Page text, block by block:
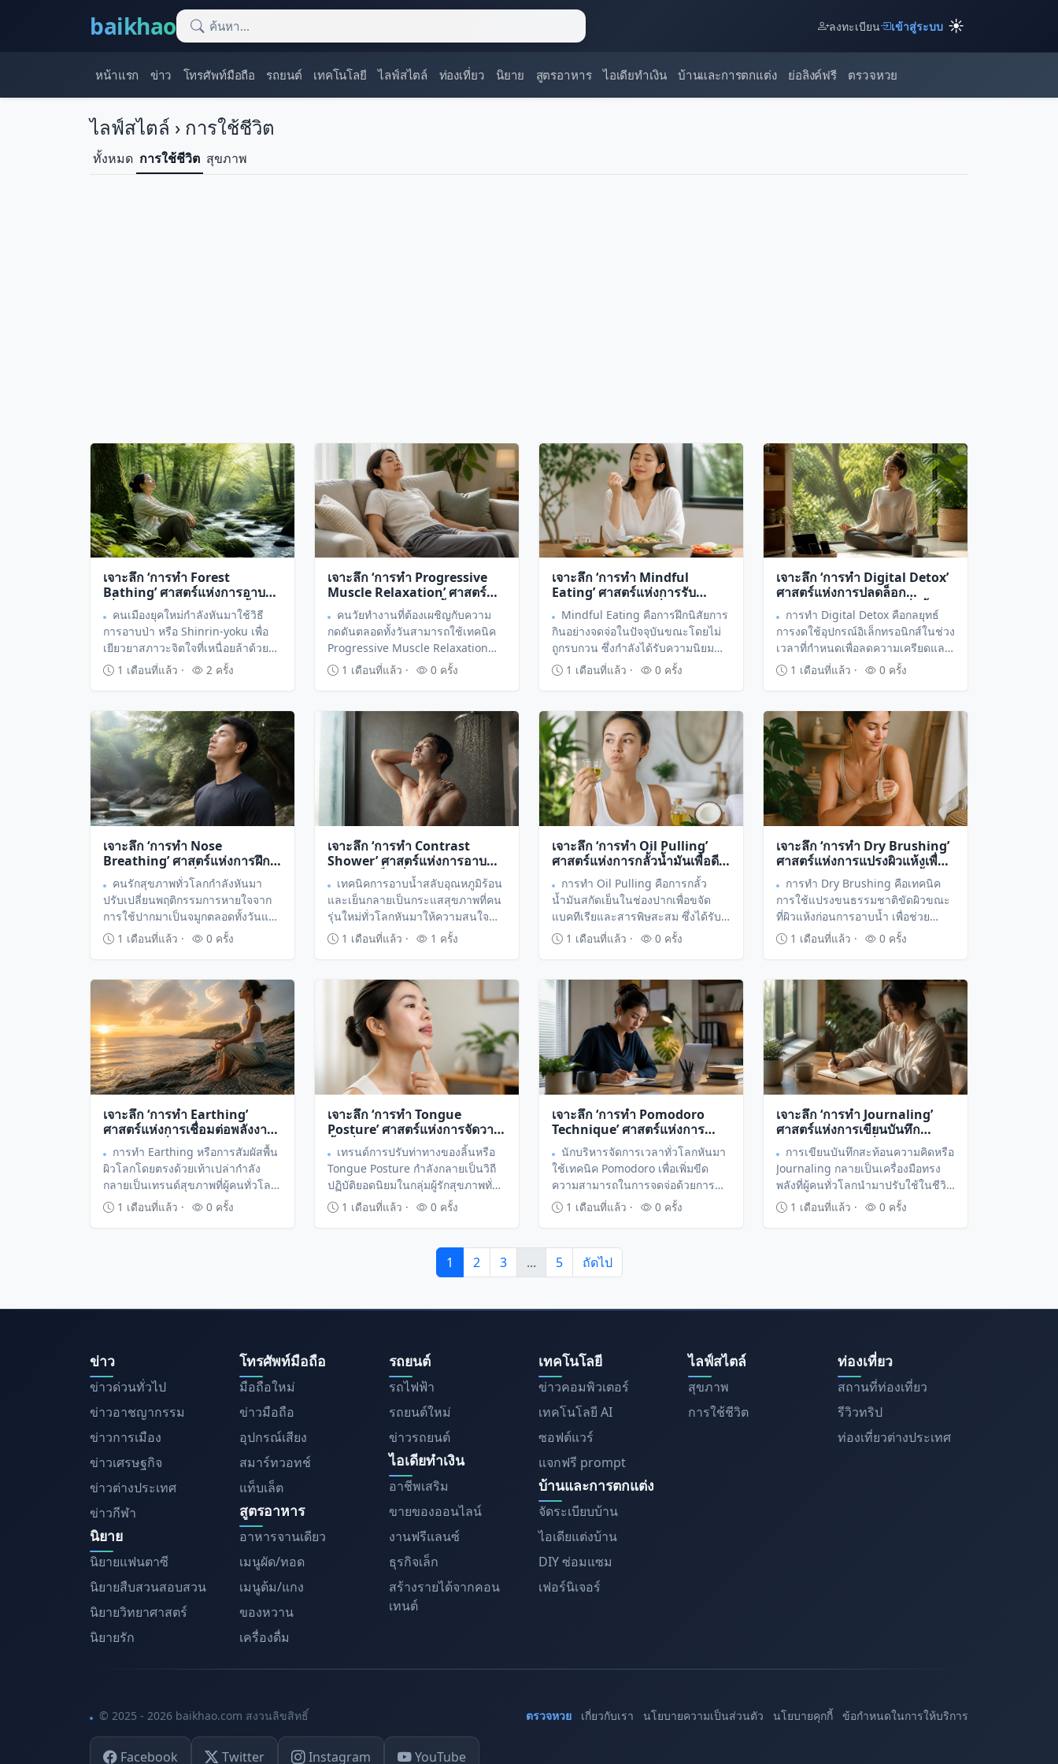
baikhao ลงทะเบียน เข้าสู่ระบบ ☀️
หน้าแรก ข่าว โทรศัพท์มือถือ รถยนต์ เทคโนโลยี ไลฟ์สไตล์ ท่องเที่ยว นิยาย สูตรอาหาร ไอเดียทำเงิน บ้านและการตกแต่ง ย่อลิงค์ฟรี ตรวจหวย
ไลฟ์สไตล์ › การใช้ชีวิต
ทั้งหมด การใช้ชีวิต สุขภาพ
เจาะลึก ‘การทำ Forest
Bathing’ ศาสตร์แห่งการอาบป่า
เพื่อบำบัดความเครียดและฟื้นฟู
สุขภาพจิต
คนเมืองยุคใหม่กำลังหันมาใช้วิธี
การอาบป่า หรือ Shinrin-yoku เพื่อ
เยียวยาสภาวะจิตใจที่เหนื่อยล้าด้วย
การสัมผัสธรรมชาติอย่างลึกซึ้งในผืน
ความเครียดและสร้างสมดุลให้กับ
ระบบประสาทอัตโนมัติอย่างยั่งยืน
1 เดือนที่แล้ว · 2 ครั้ง
เจาะลึก ‘การทำ Progressive
Muscle Relaxation’ ศาสตร์
แห่งการคลายกล้ามเนื้อแบบ
ก้าวหน้าเพื่อสยบความเครียด
สะสม
คนวัยทำงานที่ต้องเผชิญกับความ
กดดันตลอดทั้งวันสามารถใช้เทคนิค
Progressive Muscle Relaxation
หรือการผ่อนคลายกล้ามเนื้อแบบ
โดยใช้วิธีเกร็งและคลายกล้ามเนื้อ
ตามลำดับส่วนของร่างกายเพื่อปลด
ล็อกภาวะเครียดเรื้อรัง
1 เดือนที่แล้ว · 0 ครั้ง
เจาะลึก ‘การทำ Mindful
Eating’ ศาสตร์แห่งการรับ
ประทานอย่างมีสติเพื่อปรับสมดุล
ระบบย่อยและเพิ่มความอิ่มเอมใจ
Mindful Eating คือการฝึกนิสัยการ
กินอย่างจดจ่อในปัจจุบันขณะโดยไม่
ถูกรบกวน ซึ่งกำลังได้รับความนิยม
อย่างสูงในกลุ่มคนรักสุขภาพเพื่อช่วย
1 เดือนที่แล้ว · 0 ครั้ง
เจาะลึก ‘การทำ Digital Detox’
ศาสตร์แห่งการปลดล็อก
พันธนาการจากหน้าจอเพื่อฟื้นฟู
สมรรถภาพทางจิตใจ
การทำ Digital Detox คือกลยุทธ์
การงดใช้อุปกรณ์อิเล็กทรอนิกส์ในช่วง
เวลาที่กำหนดเพื่อลดความเครียดและ
เรียกคืนสมาธิ ซึ่งคนรุ่นใหม่สามารถ
1 เดือนที่แล้ว · 0 ครั้ง
เจาะลึก ‘การทำ Nose
Breathing’ ศาสตร์แห่งการฝึก
หายใจทางจมูกเพื่อยกระดับ
ออกซิเจนและเสริมสมรรถนะ
ร่างกาย
คนรักสุขภาพทั่วโลกกำลังหันมา
ปรับเปลี่ยนพฤติกรรมการหายใจจาก
การใช้ปากมาเป็นจมูกตลอดทั้งวันและ
ขณะนอนหลับ เพื่อเพิ่มประสิทธิภาพ
1 เดือนที่แล้ว · 0 ครั้ง
เจาะลึก ‘การทำ Contrast
Shower’ ศาสตร์แห่งการอาบน้ำ
สลับร้อนเย็นเพื่อปลุกพลังชีวิต
และฟื้นฟูร่างกาย
เทคนิคการอาบน้ำสลับอุณหภูมิร้อน
และเย็นกลายเป็นกระแสสุขภาพที่คน
รุ่นใหม่ทั่วโลกหันมาให้ความสนใจ
เพื่อกระตุ้นระบบไหลเวียนโลหิตและ
ยังส่งผลดีต่อระบบภูมิคุ้มกันในระยะ
ยาวอีกด้วย
1 เดือนที่แล้ว · 1 ครั้ง
เจาะลึก ‘การทำ Oil Pulling’
ศาสตร์แห่งการกลั้วน้ำมันเพื่อดีท็
อกซ์ช่องปากและยกระดับสุขภาพ
องค์รวม
การทำ Oil Pulling คือการกลั้ว
น้ำมันสกัดเย็นในช่องปากเพื่อขจัด
แบคทีเรียและสารพิษสะสม ซึ่งได้รับ
ความนิยมไปทั่วโลกในฐานะวิธีดูแล
1 เดือนที่แล้ว · 0 ครั้ง
เจาะลึก ‘การทำ Dry Brushing’
ศาสตร์แห่งการแปรงผิวแห้งเพื่อ
กระตุ้นระบบไหลเวียนและฟื้นฟู
ผิวพรรณ
การทำ Dry Brushing คือเทคนิค
การใช้แปรงขนธรรมชาติขัดผิวขณะ
ที่ผิวแห้งก่อนการอาบน้ำ เพื่อช่วย
กระตุ้นระบบน้ำเหลืองและผลัดเซลล์
ผู้รักสุขภาพที่ต้องการดูแลผิวพรรณ
ควบคู่ไปกับการดีท็อกซ์ร่างกายจาก
ภายใน
1 เดือนที่แล้ว · 0 ครั้ง
เจาะลึก ‘การทำ Earthing’
ศาสตร์แห่งการเชื่อมต่อพลังงาน
ธรรมชาติเพื่อคืนสมดุลให้
ร่างกาย
การทำ Earthing หรือการสัมผัสพื้น
ผิวโลกโดยตรงด้วยเท้าเปล่ากำลัง
กลายเป็นเทรนด์สุขภาพที่ผู้คนทั่วโลก
หันมาให้ความสนใจ เพื่อปรับสมดุล
ประจุไฟฟ้าในร่างกายและลดภาวะ
1 เดือนที่แล้ว · 0 ครั้ง
เจาะลึก ‘การทำ Tongue
Posture’ ศาสตร์แห่งการจัดวาง
ลิ้นเพื่อปรับโครงหน้าและระบบ
ทางเดินหายใจ
เทรนด์การปรับท่าทางของลิ้นหรือ
Tongue Posture กำลังกลายเป็นวิถี
ปฏิบัติยอดนิยมในกลุ่มผู้รักสุขภาพทั่ว
โลก เพื่อปรับปรุงโครงสร้างใบหน้า
และเพิ่มประสิทธิภาพการหายใจ โดย
จากการปรับตำแหน่งวางลิ้นให้ถูกต้อง
1 เดือนที่แล้ว · 0 ครั้ง
เจาะลึก ‘การทำ Pomodoro
Technique’ ศาสตร์แห่งการ
บริหารเวลาผ่านช่วงเวลาโฟกัส
เพื่อเพิ่มประสิทธิภาพการทำงาน
สูงสุด
นักบริหารจัดการเวลาทั่วโลกหันมา
ใช้เทคนิค Pomodoro เพื่อเพิ่มขีด
ความสามารถในการจดจ่อด้วยการ
แบ่งช่วงเวลาทำงานสลับกับการพัก
ผ่อนเป็นรอบสั้นๆ ตลอดวัน ซึ่งช่วย
พลังงานในการสร้างสรรค์งานได้
อย่างต่อเนื่อง
1 เดือนที่แล้ว · 0 ครั้ง
เจาะลึก ‘การทำ Journaling’
ศาสตร์แห่งการเขียนบันทึก
สะท้อนความคิดเพื่อจัดระเบียบ
จิตใจและเพิ่มประสิทธิภาพการ
ใช้ชีวิต
การเขียนบันทึกสะท้อนความคิดหรือ
Journaling กลายเป็นเครื่องมือทรง
พลังที่ผู้คนทั่วโลกนำมาปรับใช้ในชีวิต
ประจำวันเพื่อจัดการกับความเครียด
และเพิ่มประสิทธิภาพการทำงาน ผ่าน
1 เดือนที่แล้ว · 0 ครั้ง
1 2 3 ... 5 ถัดไป
ข่าว
ข่าวด่วนทั่วไป
ข่าวอาชญากรรม
ข่าวการเมือง
ข่าวเศรษฐกิจ
ข่าวต่างประเทศ
ข่าวกีฬา
นิยาย
นิยายแฟนตาซี
นิยายสืบสวนสอบสวน
นิยายวิทยาศาสตร์
นิยายรัก
โทรศัพท์มือถือ
มือถือใหม่
ข่าวมือถือ
อุปกรณ์เสียง
สมาร์ทวอทช์
แท็บเล็ต
สูตรอาหาร
อาหารจานเดียว
เมนูผัด/ทอด
เมนูต้ม/แกง
ของหวาน
เครื่องดื่ม
รถยนต์
รถไฟฟ้า
รถยนต์ใหม่
ข่าวรถยนต์
ไอเดียทำเงิน
อาชีพเสริม
ขายของออนไลน์
งานฟรีแลนซ์
ธุรกิจเล็ก
สร้างรายได้จากคอน
เทนต์
เทคโนโลยี
ข่าวคอมพิวเตอร์
เทคโนโลยี AI
ซอฟต์แวร์
แจกฟรี prompt
บ้านและการตกแต่ง
จัดระเบียบบ้าน
ไอเดียแต่งบ้าน
DIY ซ่อมแซม
เฟอร์นิเจอร์
ไลฟ์สไตล์
สุขภาพ
การใช้ชีวิต
ท่องเที่ยว
สถานที่ท่องเที่ยว
รีวิวทริป
ท่องเที่ยวต่างประเทศ
© 2025 - 2026 baikhao.com สงวนลิขสิทธิ์ ตรวจหวย เกี่ยวกับเรา นโยบายความเป็นส่วนตัว นโยบายคุกกี้ ข้อกำหนดในการให้บริการ
Facebook Twitter Instagram YouTube